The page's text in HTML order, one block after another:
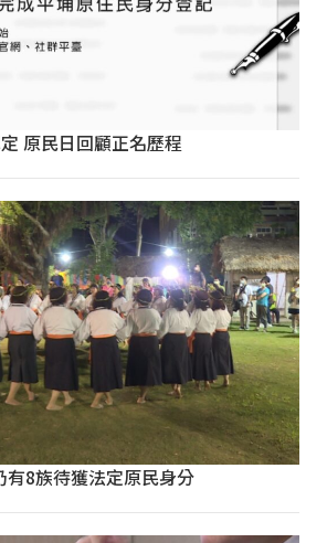
原民日回顧正名歷程
有8族待獲法定原民身分